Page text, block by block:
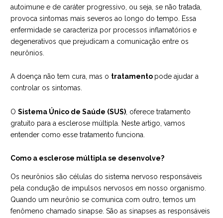
autoimune e de caráter progressivo, ou seja, se não tratada,
provoca sintomas mais severos ao longo do tempo. Essa
enfermidade se caracteriza por processos inflamatórios e
degenerativos que prejudicam a comunicação entre os
neurônios.
A doença não tem cura, mas o tratamento pode ajudar a
controlar os sintomas.
O Sistema Único de Saúde (SUS) , oferece tratamento
gratuito para a esclerose múltipla. Neste artigo, vamos
entender como esse tratamento funciona.
Como a esclerose múltipla se desenvolve?
Os neurônios são células do sistema nervoso responsáveis
pela condução de impulsos nervosos em nosso organismo.
Quando um neurônio se comunica com outro, temos um
fenômeno chamado sinapse. São as sinapses as responsáveis